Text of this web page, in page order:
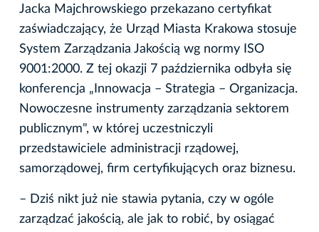
Jacka Majchrowskiego przekazano certyfikat
zaświadczający, że Urząd Miasta Krakowa stosuje
System Zarządzania Jakością wg normy ISO
9001:2000. Z tej okazji 7 października odbyła się
konferencja „Innowacja – Strategia – Organizacja.
Nowoczesne instrumenty zarządzania sektorem
publicznym", w której uczestniczyli
przedstawiciele administracji rządowej,
samorządowej, firm certyfikujących oraz biznesu.
– Dziś nikt już nie stawia pytania, czy w ogóle
zarządzać jakością, ale jak to robić, by osiągać